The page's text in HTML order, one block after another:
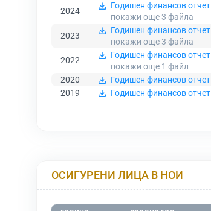
2024
Годишен финансов отчет
покажи още 3 файла
2023
Годишен финансов отчет
покажи още 3 файла
2022
Годишен финансов отчет
покажи още 1 файл
2020
Годишен финансов отчет
2019
Годишен финансов отчет
ОСИГУРЕНИ ЛИЦА В НОИ